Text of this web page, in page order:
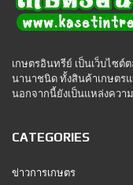
เกษตรอินทรีย์ เป็นเว็บไซต์
นานาชนิด ทั้งสินค้าเกษตร
นอกจากนี้ยังเป็นแหล่งควา
CATEGORIES
ข่าวการเกษตร